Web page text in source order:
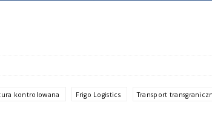
kontrolowana Frigo Logistics Transport